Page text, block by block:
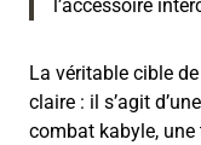
l’accessoire
La véritable cible
claire : il s’agit
combat kabyle, une